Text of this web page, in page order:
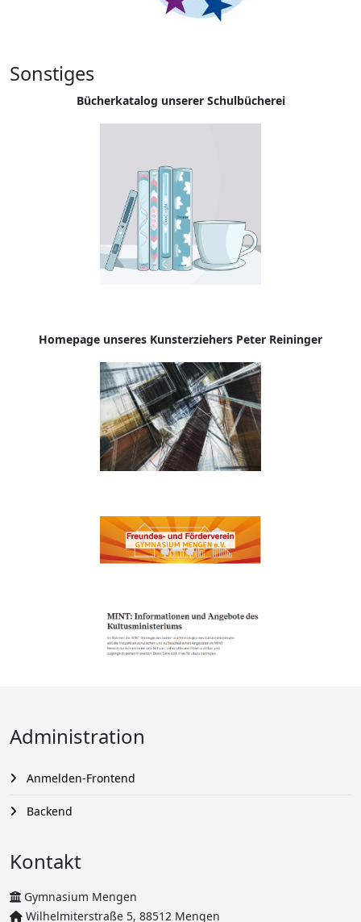
Sonstiges
Bücherkatalog unserer Schulbücherei
Homepage unseres Kunsterziehers Peter Reininger
Administration
Anmelden-Frontend
Backend
Kontakt
Gymnasium Mengen
Wilhelmiterstraße 5, 88512 Mengen